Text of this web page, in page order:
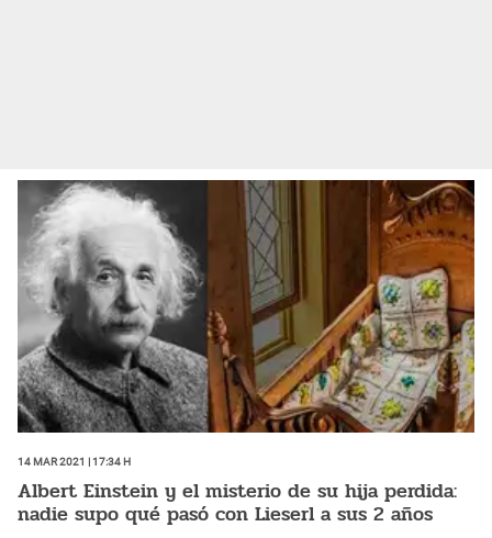
14 Mar 2021 | 17:34 h
Albert Einstein y el misterio de su hija perdida:
nadie supo qué pasó con Lieserl a sus 2 años